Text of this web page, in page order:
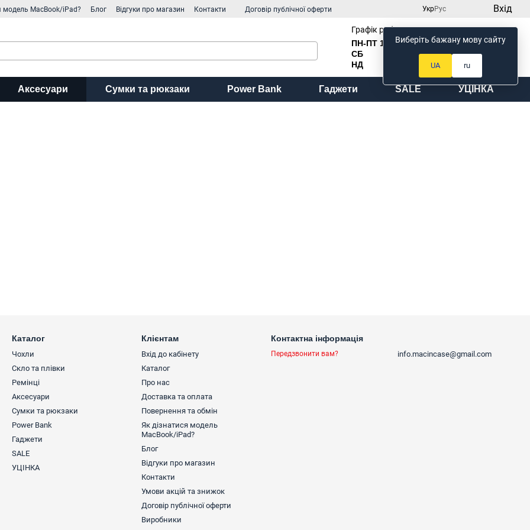
модель MacBook/iPad? Блог Відгуки про магазин Контакти Договір публічної оферти УкрРус Вхід
Графік роботи:
ПН-ПТ 10
:00 до 18:00
СБ
Вихідний
НД
Мій кошик
Аксесуари Сумки та рюкзаки Power Bank Гаджети SALE УЦІНКА
Каталог
Чохли
Скло та плівки
Ремінці
Аксесуари
Сумки та рюкзаки
Power Bank
Гаджети
SALE
УЦІНКА
Клієнтам
Вхід до кабінету
Каталог
Про нас
Доставка та оплата
Повернення та обмін
Як дізнатися модель
MacBook/iPad?
Блог
Відгуки про магазин
Контакти
Умови акцій та знижок
Договір публічної оферти
Виробники
Контактна інформація
Передзвонити вам? info.macincase@gmail.com
Виберіть бажану мову сайту
UA ru